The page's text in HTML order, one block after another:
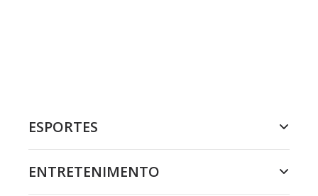
ESPORTES
ENTRETENIMENTO